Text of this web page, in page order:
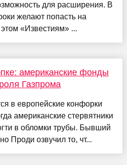
для расширения. В
желают попасть на
«Известиям» ...
американские фонды
Газпрома
в европейские конфорки
американские стервятники
в обломки трубы. Бывший
Проди озвучил то, чт...